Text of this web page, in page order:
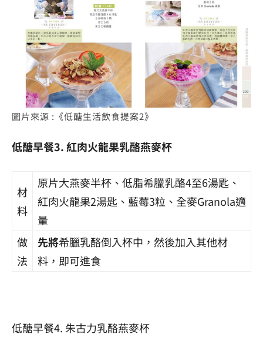
圖片來源 :《低醣生活飲食提案2》
低醣早餐3. 紅肉火龍果乳酪燕麥杯
材
料
原片大燕麥半杯、低脂希臘乳酪4至6湯匙、
紅肉火龍果2湯匙、藍莓3粒、全麥Granola適
量
做
法
先將希臘乳酪倒入杯中，然後加入其他材
料，即可進食
低醣早餐4. 朱古力乳酪燕麥杯